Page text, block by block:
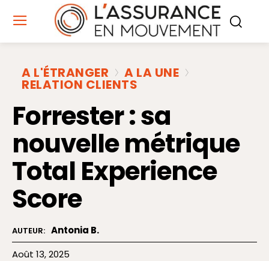
A L'ÉTRANGER A LA UNE
RELATION CLIENTS
Forrester : sa
nouvelle métrique
Total Experience
Score
AUTEUR: Antonia B.
Août 13, 2025